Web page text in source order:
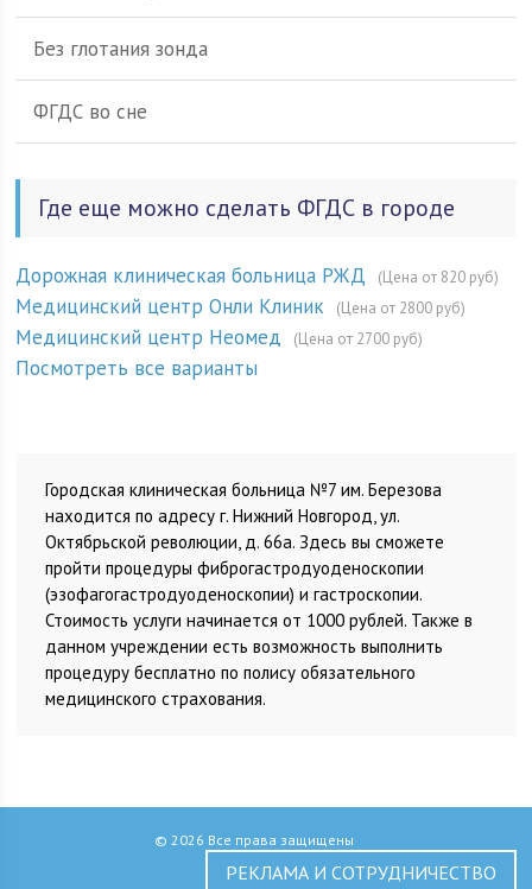
Без глотания зонда
ФГДС во сне
Где еще можно сделать ФГДС в городе
Дорожная клиническая больница РЖД (Цена от 820 руб)
Медицинский центр Онли Клиник (Цена от 2800 руб)
Медицинский центр Неомед (Цена от 2700 руб)
Посмотреть все варианты
Городская клиническая больница №7 им. Березова
находится по адресу г. Нижний Новгород, ул.
Октябрьской революции, д. 66а. Здесь вы сможете
пройти процедуры фиброгастродуоденоскопии
(эзофагогастродуоденоскопии) и гастроскопии.
Стоимость услуги начинается от 1000 рублей. Также в
данном учреждении есть возможность выполнить
процедуру бесплатно по полису обязательного
медицинского страхования.
© 2026 Все права защищены
РЕКЛАМА И СОТРУДНИЧЕСТВО